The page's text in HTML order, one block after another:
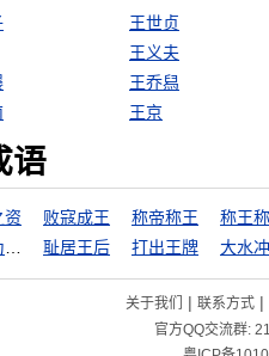
王世贞
王义夫
王乔舄
王京
语
资 败寇成王 称帝称王
称王
耻居王后 打出王牌
关于我们 | 联系方式|
官方QQ交流群: